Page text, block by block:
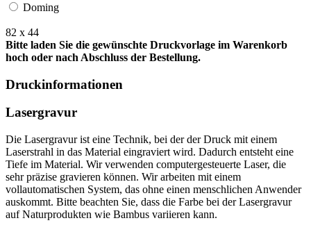
Doming
82 x 44
Bitte laden Sie die gewünschte Druckvorlage im Warenkorb
hoch oder nach Abschluss der Bestellung.
Druckinformationen
Lasergravur
Die Lasergravur ist eine Technik, bei der der Druck mit einem
Laserstrahl in das Material eingraviert wird. Dadurch entsteht eine
Tiefe im Material. Wir verwenden computergesteuerte Laser, die
sehr präzise gravieren können. Wir arbeiten mit einem
vollautomatischen System, das ohne einen menschlichen Anwender
auskommt. Bitte beachten Sie, dass die Farbe bei der Lasergravur
auf Naturprodukten wie Bambus variieren kann.